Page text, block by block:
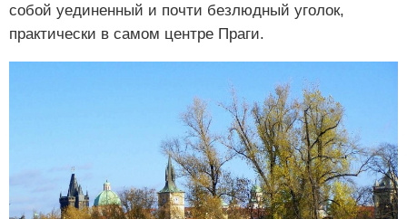
собой уединенный и почти безлюдный уголок,
практически в самом центре Праги.